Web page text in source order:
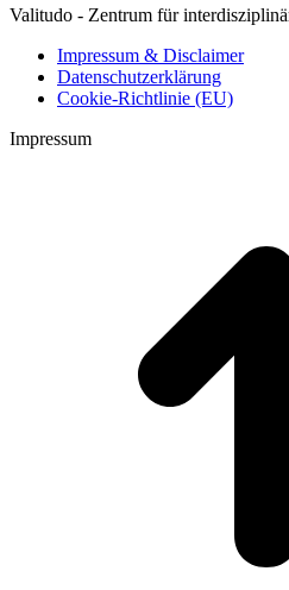
Valitudo - Zentrum für
Impressum & Disclaimer
Datenschutzerklärung
Cookie-Richtlinie (EU)
Impressum